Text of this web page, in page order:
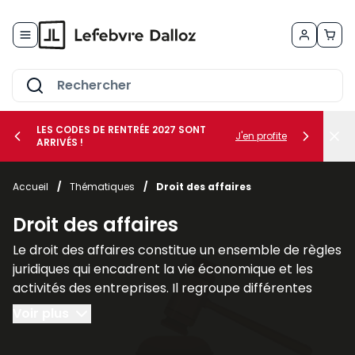
le sous-menu Vos métiers
le sous-menu Vos besoins
LES CODES DE RENTRÉE 2027 SONT
ARRIVÉS !
J'en profite
Accueil / Thématiques / Droit des affaires
Droit des affaires
Le droit des affaires constitue un ensemble de règles
juridiques qui encadrent la vie économique et les
activités des entreprises. Il regroupe différentes
branches du droit qui interviennent dans la création,
la gestion et la protection des sociétés ainsi que